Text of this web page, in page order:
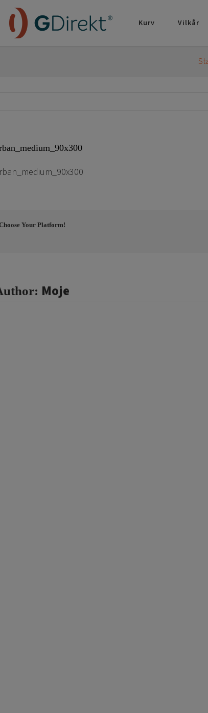
Kurv Vilkår
Your Platform!
Moje